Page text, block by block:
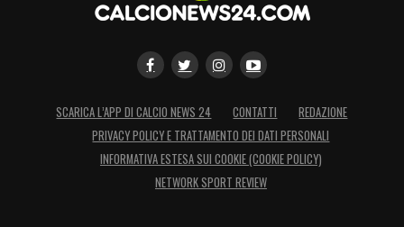
SCARICA L’APP DI CALCIO NEWS 24 CONTATTI
REDAZIONE
PRIVACY POLICY E TRATTAMENTO DEI DATI PERSONALI
INFORMATIVA ESTESA SUI COOKIE (COOKIE POLICY)
NETWORK SPORT REVIEW